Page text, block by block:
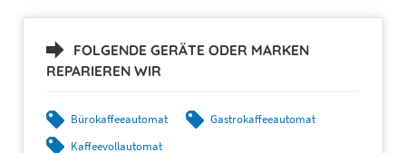
FOLGENDE GERÄTE ODER MARKEN
REPARIEREN WIR
Bürokaffeeautomat
Gastrokaffeeautomat
Kaffeevollautomat